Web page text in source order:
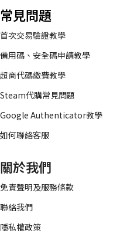
常見問題
首次交易驗證教學
備用碼、安全碼申請教學
超商代碼繳費教學
Steam代購常見問題
Google Authenticator教學
如何聯絡客服
關於我們
免責聲明及服務條款
聯絡我們
隱私權政策